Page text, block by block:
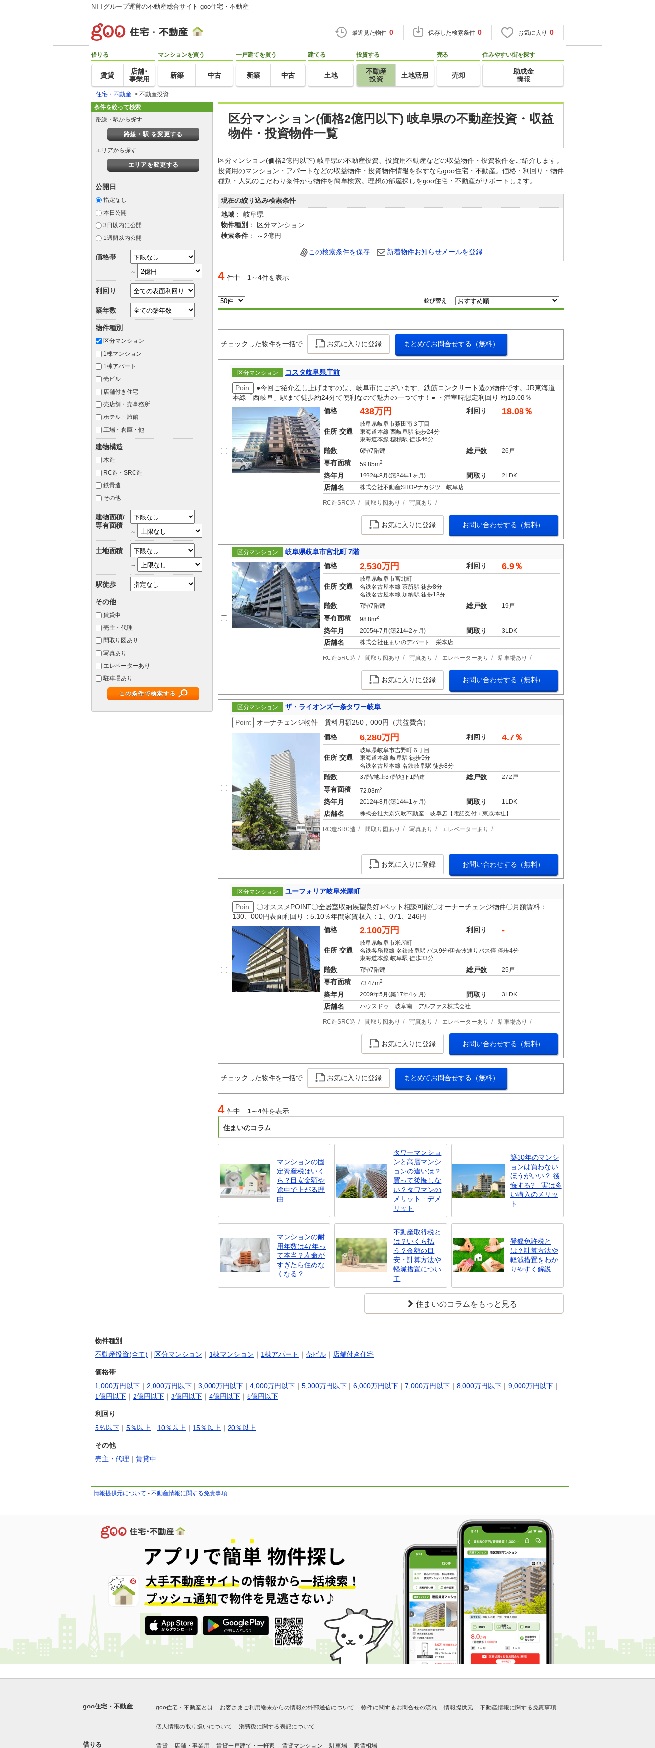
NTTグループ運営の不動産総合サイト goo住宅・不動産
最近見た物件 0 保存した検索条件 0 お気に入り 0
借りる
賃貸
店舗･
事業用
マンションを買う
新築 中古
一戸建てを買う
新築 中古
建てる
土地
投資する
不動産
投資
土地活用
売る
売却
住みやすい街を探す
助成金
情報
住宅・不動産 > 不動産投資
区分マンション(価格2億円以下) 岐阜県の不動産投資・収益
物件・投資物件一覧
区分マンション(価格2億円以下) 岐阜県の不動産投資、投資用不動産などの収益物件・投資物件をご紹介します。
投資用のマンション・アパートなどの収益物件・投資物件情報を探すならgoo住宅・不動産。価格・利回り・物件
種別・人気のこだわり条件から物件を簡単検索。理想の部屋探しをgoo住宅・不動産がサポートします。
現在の絞り込み検索条件
地域 ： 岐阜県
物件種別 ： 区分マンション
検索条件 ： ～2億円
この検索条件を保存 新着物件お知らせメールを登録
4 件中 1～4件を表示
並び替え
チェックした物件を一括で お気に入りに登録 まとめてお問合せする（無料）
区分マンション
コスタ岐阜県庁前
Point
●今回ご紹介差し上げますのは、岐阜市にございます、鉄筋コンクリート造の物件です。JR東海道
本線「西岐阜」駅まで徒歩約24分で便利なので魅力の一つです！● ・満室時想定利回り 約18.08％
価格
438万円 利回り 18.08％
住所 交通
岐阜県岐阜市薮田南３丁目
東海道本線 西岐阜駅 徒歩24分
東海道本線 穂積駅 徒歩46分
階数 6階/7階建 総戸数 26戸
専有面積 59.85m2
築年月 1992年8月(築34年1ヶ月) 間取り 2LDK
店舗名 株式会社不動産SHOPナカジツ 岐阜店
RC造SRC造 間取り図あり 写真あり
お気に入りに登録 お問い合わせする（無料）
区分マンション
岐阜県岐阜市宮北町 7階
価格
2,530万円 利回り 6.9％
住所 交通
岐阜県岐阜市宮北町
名鉄名古屋本線 茶所駅 徒歩8分
名鉄名古屋本線 加納駅 徒歩13分
階数 7階/7階建 総戸数 19戸
専有面積 98.8m2
築年月 2005年7月(築21年2ヶ月) 間取り 3LDK
店舗名 株式会社住まいのデパート 栄本店
RC造SRC造 間取り図あり 写真あり エレベーターあり 駐車場あり
お気に入りに登録 お問い合わせする（無料）
区分マンション
ザ・ライオンズ一条タワー岐阜
Point
オーナチェンジ物件 賃料月額250，000円（共益費含）
価格
6,280万円 利回り 4.7％
住所 交通
岐阜県岐阜市吉野町６丁目
東海道本線 岐阜駅 徒歩5分
名鉄名古屋本線 名鉄岐阜駅 徒歩8分
階数 37階/地上37階地下1階建 総戸数 272戸
専有面積 72.03m2
築年月 2012年8月(築14年1ヶ月) 間取り 1LDK
店舗名 株式会社大京穴吹不動産 岐阜店【電話受付：東京本社】
RC造SRC造 間取り図あり 写真あり エレベーターあり
お気に入りに登録 お問い合わせする（無料）
区分マンション
ユーフォリア岐阜米屋町
Point
〇オススメPOINT〇全居室収納展望良好♪ペット相談可能〇オーナーチェンジ物件〇月額賃料：
130、000円表面利回り：5.10％年間家賃収入：1、071、246円
価格
2,100万円 利回り -
住所 交通
岐阜県岐阜市米屋町
名鉄各務原線 名鉄岐阜駅 バス9分/伊奈波通りバス停 停歩4分
東海道本線 岐阜駅 徒歩33分
階数 7階/7階建 総戸数 25戸
専有面積 73.47m2
築年月 2009年5月(築17年4ヶ月) 間取り 3LDK
店舗名 ハウスドゥ 岐阜南 アルファス株式会社
RC造SRC造 間取り図あり 写真あり エレベーターあり 駐車場あり
お気に入りに登録 お問い合わせする（無料）
チェックした物件を一括で お気に入りに登録 まとめてお問合せする（無料）
4 件中 1～4件を表示
住まいのコラム
マンションの固
定資産税はいく
ら？目安金額や
途中で上がる理
由
タワーマンショ
ンと高層マンシ
ョンの違いは？
買って後悔しな
い？タワマンの
メリット・デメ
リット
築30年のマンシ
ョンは買わない
ほうがいい？ 後
悔する? 実は多
い購入のメリッ
ト
マンションの耐
用年数は47年っ
て本当？寿命が
すぎたら住めな
くなる？
不動産取得税と
は？いくら払
う？金額の目
安・計算方法や
軽減措置につい
て
登録免許税と
は？計算方法や
軽減措置をわか
りやすく解説
住まいのコラムをもっと見る
条件を絞って検索
路線・駅から探す
路線・駅 を変更する
エリアから探す
エリアを変更する
公開日
指定なし
本日公開
3日以内に公開
1週間以内公開
価格帯
～
利回り
築年数
物件種別
区分マンション
1棟マンション
1棟アパート
売ビル
店舗付き住宅
売店舗・売事務所
ホテル・旅館
工場・倉庫・他
建物構造
木造
RC造・SRC造
鉄骨造
その他
建物面積/
専有面積
～
土地面積
～
駅徒歩
その他
賃貸中
売主・代理
間取り図あり
写真あり
エレベーターあり
駐車場あり
この条件で検索する
物件種別
不動産投資(全て) ｜ 区分マンション ｜ 1棟マンション ｜ 1棟アパート ｜ 売ビル ｜ 店舗付き住宅
価格帯
1,000万円以下 ｜ 2,000万円以下 ｜ 3,000万円以下 ｜ 4,000万円以下 ｜ 5,000万円以下 ｜ 6,000万円以下 ｜ 7,000万円以下 ｜ 8,000万円以下 ｜ 9,000万円以下 ｜
1億円以下 ｜ 2億円以下 ｜ 3億円以下 ｜ 4億円以下 ｜ 5億円以下
利回り
5％以下 ｜ 5％以上 ｜ 10％以上 ｜ 15％以上 ｜ 20％以上
その他
売主・代理 ｜ 賃貸中
情報提供元について - 不動産情報に関する免責事項
goo住宅・不動産 goo住宅・不動産とは お客さまご利用端末からの情報の外部送信について 物件に関するお問合せの流れ 情報提供元 不動産情報に関する免責事項
個人情報の取り扱いについて 消費税に関する表記について
借りる 賃貸 店舗・事業用 賃貸一戸建て・一軒家 賃貸マンション 駐車場 家賃相場